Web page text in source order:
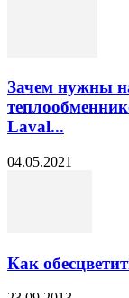
Зачем нужны
Laval...
04.05.2021
Как